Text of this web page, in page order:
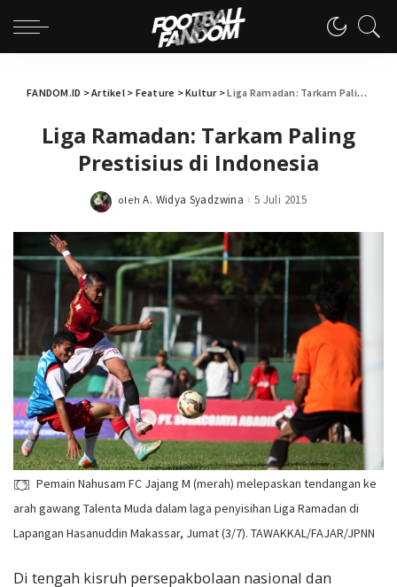
FANDOM.ID >Artikel> Feature >Kultur>Liga Ramadan: Tarkam Paling Prestisius di Indonesia
Liga Ramadan: Tarkam Paling
Prestisius di Indonesia
Posted
oleh A. Widya Syadzwina 5 Juli 2015
Pemain Nahusam FC Jajang M (merah) melepaskan tendangan ke
arah gawang Talenta Muda dalam laga penyisihan Liga Ramadan di
Lapangan Hasanuddin Makassar, Jumat (3/7). TAWAKKAL/FAJAR/JPNN
Di tengah kisruh persepakbolaan nasional dan